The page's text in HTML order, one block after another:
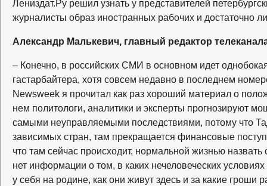
Лениздат.Ру решил узнать у представителей
журналисты образ иностранных рабочих и достаточно
Александр Малькевич, главный редактор
– Конечно, в российских СМИ в основном идет
гастарбайтера, хотя совсем недавно в последнем
Newsweek я прочитал как раз хороший материал о
нем политологи, аналитики и эксперты прогнозируют
самыми неуправляемыми последствиями, потому что
зависимых стран, там прекращается финансовые
что там сейчас происходит, нормальной жизнью
нет информации о том, в каких нечеловеческих
у себя на родине, как они живут здесь и за какие гроши